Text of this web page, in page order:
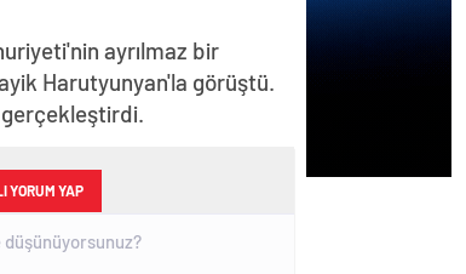
ayrılmaz bir
Harutyunyan'la görüştü.
YORUM YAP